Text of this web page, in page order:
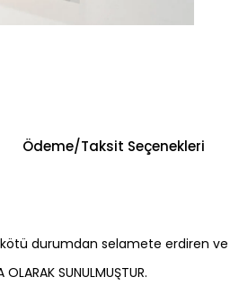
Ödeme/Taksit Seçenekleri
kötü durumdan selamete erdiren
OLARAK SUNULMUŞTUR.